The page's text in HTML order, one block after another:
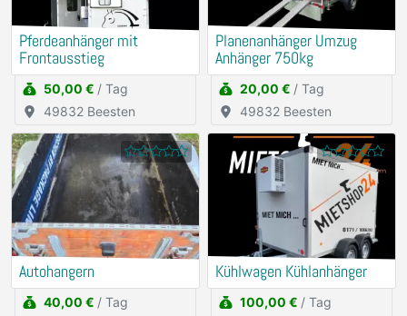
Pferdeanhänger mit
Frontausstieg
50,00 € / Tag
49832 Beesten
Planenanhänger Umzug
Anhänger 750kg
20,00 € / Tag
49832 Beesten
Autohangern
40,00 € / Tag
Kühlwagen Kühlanhänger
100,00 € / Tag